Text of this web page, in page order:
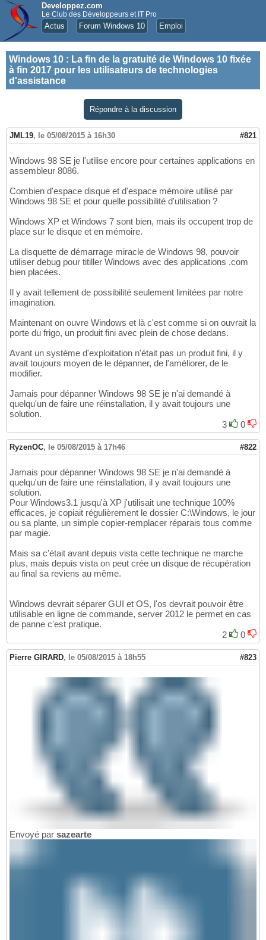
Developpez.com
Le Club des Développeurs et IT Pro
Actus Forum Windows 10 Emploi
Windows 10 : La fin de la gratuité de Windows 10 fixée
à fin 2017 pour les utilisateurs de technologies
d'assistance
Répondre à la discussion
JML19, le 05/08/2015 à 16h30 #821
Windows 98 SE je l'utilise encore pour certaines applications en
assembleur 8086.
Combien d'espace disque et d'espace mémoire utilisé par
Windows 98 SE et pour quelle possibilité d'utilisation ?
Windows XP et Windows 7 sont bien, mais ils occupent trop de
place sur le disque et en mémoire.
La disquette de démarrage miracle de Windows 98, pouvoir
utiliser debug pour titiller Windows avec des applications .com
bien placées.
Il y avait tellement de possibilité seulement limitées par notre
imagination.
Maintenant on ouvre Windows et là c'est comme si on ouvrait la
porte du frigo, un produit fini avec plein de chose dedans.
Avant un système d'exploitation n'était pas un produit fini, il y
avait toujours moyen de le dépanner, de l'améliorer, de le
modifier.
Jamais pour dépanner Windows 98 SE je n'ai demandé à
quelqu'un de faire une réinstallation, il y avait toujours une
solution.
3
0
RyzenOC, le 05/08/2015 à 17h46 #822
Jamais pour dépanner Windows 98 SE je n'ai demandé à
quelqu'un de faire une réinstallation, il y avait toujours une
solution.
Pour Windows3.1 jusqu'à XP j'utilisait une technique 100%
efficaces, je copiait régulièrement le dossier C:\Windows, le jour
ou sa plante, un simple copier-remplacer réparais tous comme
par magie.
Mais sa c'était avant depuis vista cette technique ne marche
plus, mais depuis vista on peut crée un disque de récupération
au final sa reviens au même.
Windows devrait séparer GUI et OS, l'os devrait pouvoir être
utilisable en ligne de commande, server 2012 le permet en cas
de panne c'est pratique.
2
0
Pierre GIRARD, le 05/08/2015 à 18h55 #823
Envoyé par sazearte